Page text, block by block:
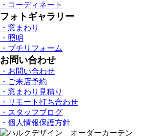
・コーディネート
フォトギャラリー
・窓まわり
・照明
・プチリフォーム
お問い合わせ
・お問い合わせ
・ご来店予約
・窓まわり見積り
・リモート打ち合わせ
・スタッフブログ
・個人情報保護方針